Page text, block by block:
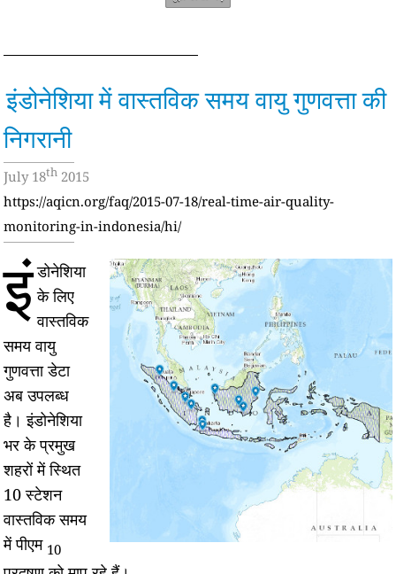
इंडोनेशिया में वास्तविक समय वायु गुणवत्ता की
निगरानी
July 18th 2015
https://aqicn.org/faq/2015-07-18/real-time-air-quality-
monitoring-in-indonesia/hi/
इंडोनेशिया
के लिए
वास्तविक
समय वायु
गुणवत्ता डेटा
अब उपलब्ध
है। इंडोनेशिया
भर के प्रमुख
शहरों में स्थित
10 स्टेशन
वास्तविक समय
में पीएम 10